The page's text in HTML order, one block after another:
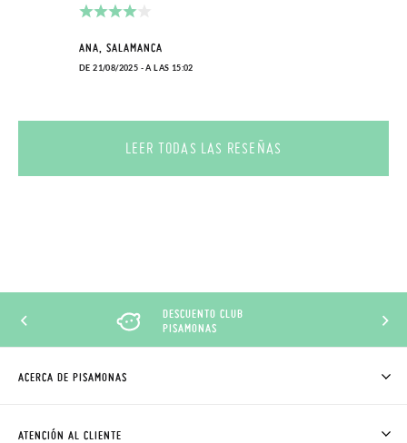
ANA, SALAMANCA
DE 21/08/2025 - A LAS 15:02
LEER TODAS LAS RESEÑAS
DESCUENTO CLUB
PISAMONAS
ACERCA DE PISAMONAS
CÓMO COMPRAR
ATENCIÓN AL CLIENTE